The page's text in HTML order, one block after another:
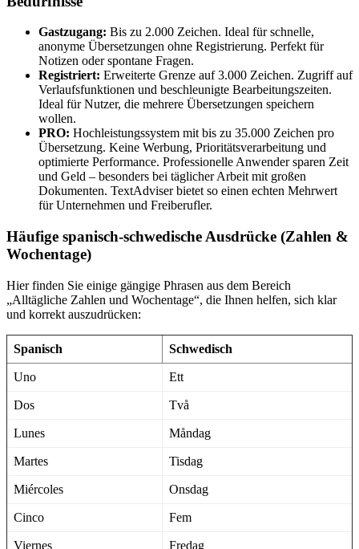
Gastzugang: Bis zu 2.000 Zeichen. Ideal für schnelle,
anonyme Übersetzungen ohne Registrierung. Perfekt für
Notizen oder spontane Fragen.
Registriert: Erweiterte Grenze auf 3.000 Zeichen. Zugriff auf
Verlaufsfunktionen und beschleunigte Bearbeitungszeiten.
Ideal für Nutzer, die mehrere Übersetzungen speichern
wollen.
PRO: Hochleistungssystem mit bis zu 35.000 Zeichen pro
Übersetzung. Keine Werbung, Prioritätsverarbeitung und
optimierte Performance. Professionelle Anwender sparen Zeit
und Geld – besonders bei täglicher Arbeit mit großen
Dokumenten. TextAdviser bietet so einen echten Mehrwert
für Unternehmen und Freiberufler.
Häufige spanisch-schwedische Ausdrücke (Zahlen &
Wochentage)
Hier finden Sie einige gängige Phrasen aus dem Bereich
„Alltägliche Zahlen und Wochentage“, die Ihnen helfen, sich klar
und korrekt auszudrücken:
Spanisch Schwedisch
Uno Ett
Dos Två
Lunes Måndag
Martes Tisdag
Miércoles Onsdag
Cinco Fem
Viernes Fredag